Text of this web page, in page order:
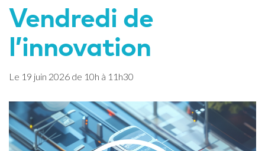
Vendredi de
l’innovation
Le 19 juin 2026 de 10h à 11h30